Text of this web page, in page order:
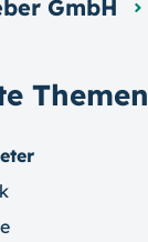
Themen
GmbH